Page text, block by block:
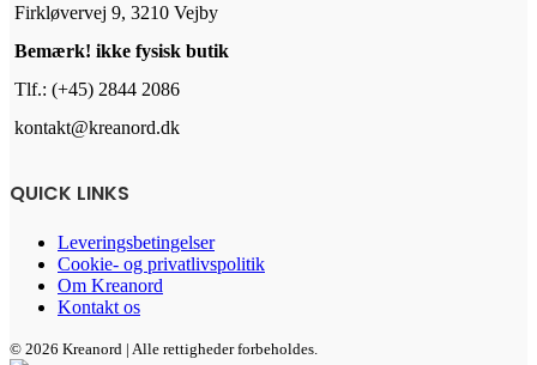
Firkløvervej 9, 3210 Vejby
Bemærk! ikke fysisk butik
Tlf.: (+45) 2844 2086
kontakt@kreanord.dk
QUICK LINKS
Leveringsbetingelser
Cookie- og privatlivspolitik
Om Kreanord
Kontakt os
© 2026 Kreanord | Alle rettigheder forbeholdes.